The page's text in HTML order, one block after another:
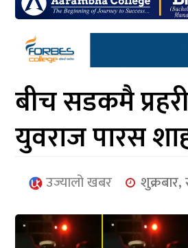
सेरोफेरो
समाचार
आर्थिक
मनोरञ्जन
खेलकुद
प्रबास
बीच सडकमै
युवराज पारस
उज्यालो खबर